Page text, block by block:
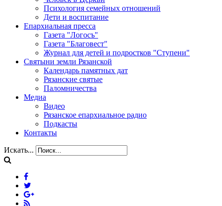
Психология семейных отношений
Дети и воспитание
Епархиальная пресса
Газета "Логосъ"
Газета "Благовест"
Журнал для детей и подростков "Ступени"
Святыни земли Рязанской
Календарь памятных дат
Рязанские святые
Паломничества
Медиа
Видео
Рязанское епархиальное радио
Подкасты
Контакты
Искать...